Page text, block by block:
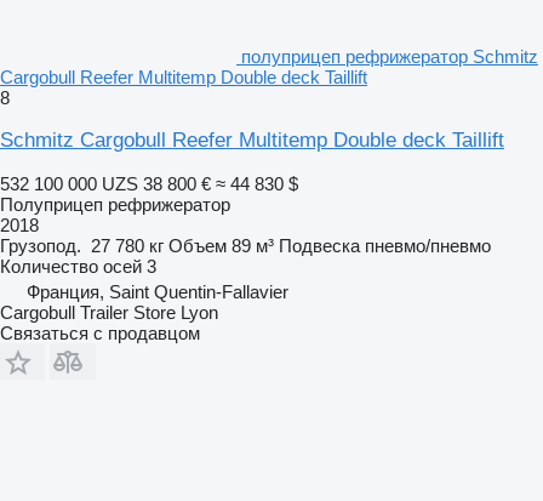
полуприцеп рефрижератор Schmitz
Cargobull Reefer Multitemp Double deck Taillift
8
Schmitz Cargobull Reefer Multitemp Double deck Taillift
532 100 000 UZS 38 800 € ≈ 44 830 $
Полуприцеп рефрижератор
2018
Грузопод. 27 780 кг Объем 89 м³ Подвеска пневмо/пневмо
Количество осей 3
Франция, Saint Quentin-Fallavier
Cargobull Trailer Store Lyon
Связаться с продавцом